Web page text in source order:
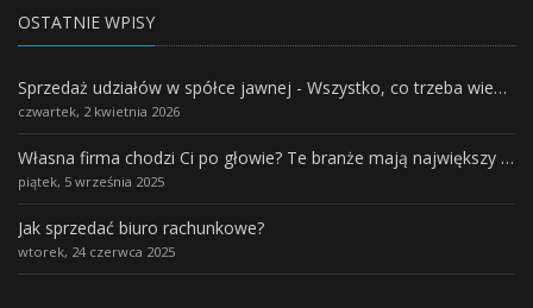
OSTATNIE WPISY
Sprzedaż udziałów w spółce jawnej - Wszystko, co trzeba wiedzieć.
czwartek, 2 kwietnia 2026
Własna firma chodzi Ci po głowie? Te branże mają największy potencjał rozwoju
piątek, 5 września 2025
Jak sprzedać biuro rachunkowe?
wtorek, 24 czerwca 2025